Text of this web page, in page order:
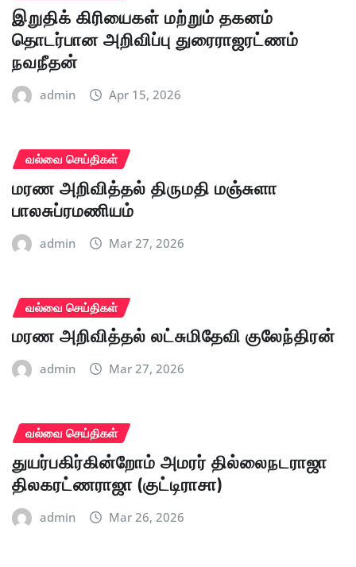
இறுதிக் கிரியைகள் மற்றும் தகனம்
தொடர்பான அறிவிப்பு துரைராஜரட்ணம்
நவநீதன்
admin Apr 15, 2026
வல்வை செய்திகள்
மரண அறிவித்தல் திருமதி மஞ்சுளா
பாலசுப்ரமணியம்
admin Mar 27, 2026
வல்வை செய்திகள்
மரண அறிவித்தல் லட்சுமிதேவி குலேந்திரன்
admin Mar 27, 2026
வல்வை செய்திகள்
துயர்பகிர்கின்றோம் அமரர் தில்லைநடராஜா
திலகரட்ணராஜா (குட்டிராசா)
admin Mar 26, 2026